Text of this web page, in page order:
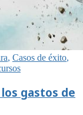
, Casos de éxito,
gastos de